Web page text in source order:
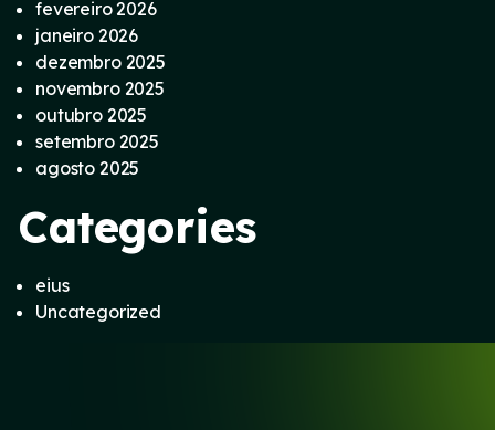
fevereiro 2026
janeiro 2026
dezembro 2025
novembro 2025
outubro 2025
setembro 2025
agosto 2025
Categories
eius
Uncategorized